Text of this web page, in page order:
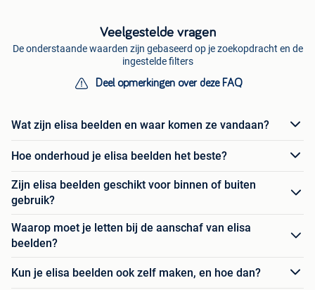
Veelgestelde vragen
De onderstaande waarden zijn gebaseerd op je zoekopdracht en de
ingestelde filters
Deel opmerkingen over deze FAQ
Wat zijn elisa beelden en waar komen ze vandaan?
Hoe onderhoud je elisa beelden het beste?
Zijn elisa beelden geschikt voor binnen of buiten
gebruik?
Waarop moet je letten bij de aanschaf van elisa
beelden?
Kun je elisa beelden ook zelf maken, en hoe dan?